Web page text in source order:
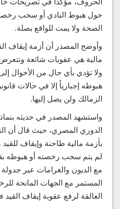
حول هبوط النادي أو سحب
الصحة ولا يمت للواقع بصلة.
وأوضح المصدر أن أزمة إيقاف
مالية هي عقوبات شائعة وتتعرض
ولا تؤدي بأي حال من الأحوال
هبوطه إجبارياً إلا في حالات
الزمالك ولن يصل إليها.
واستشهد المصدر في حديثه
الدوري المصري، حيث قال أن
بأزمة مالية طاحنة وإيقاف
لم يتم سحب رخصته أو هبوطه
مع الديون والغرامات عبر
المستمر مع الجهات المانحة
العالقة لرفع عقوبة إيقاف